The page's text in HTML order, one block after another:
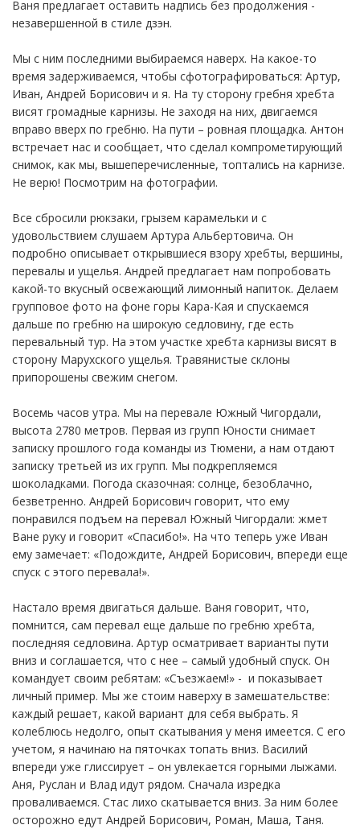
Ваня предлагает оставить надпись без продолжения -
незавершенной в стиле дзэн.
Мы с ним последними выбираемся наверх. На какое-то
время задерживаемся, чтобы сфотографироваться: Артур,
Иван, Андрей Борисович и я. На ту сторону гребня хребта
висят громадные карнизы. Не заходя на них, двигаемся
вправо вверх по гребню. На пути – ровная площадка. Антон
встречает нас и сообщает, что сделал компрометирующий
снимок, как мы, вышеперечисленные, топтались на карнизе.
Не верю! Посмотрим на фотографии.
Все сбросили рюкзаки, грызем карамельки и с
удовольствием слушаем Артура Альбертовича. Он
подробно описывает открывшиеся взору хребты, вершины,
перевалы и ущелья. Андрей предлагает нам попробовать
какой-то вкусный освежающий лимонный напиток. Делаем
групповое фото на фоне горы Кара-Кая и спускаемся
дальше по гребню на широкую седловину, где есть
перевальный тур. На этом участке хребта карнизы висят в
сторону Марухского ущелья. Травянистые склоны
припорошены свежим снегом.
Восемь часов утра. Мы на перевале Южный Чигордали,
высота 2780 метров. Первая из групп Юности снимает
записку прошлого года команды из Тюмени, а нам отдают
записку третьей из их групп. Мы подкрепляемся
шоколадками. Погода сказочная: солнце, безоблачно,
безветренно. Андрей Борисович говорит, что ему
понравился подъем на перевал Южный Чигордали: жмет
Ване руку и говорит «Спасибо!». На что теперь уже Иван
ему замечает: «Подождите, Андрей Борисович, впереди еще
спуск с этого перевала!».
Настало время двигаться дальше. Ваня говорит, что,
помнится, сам перевал еще дальше по гребню хребта,
последняя седловина. Артур осматривает варианты пути
вниз и соглашается, что с нее – самый удобный спуск. Он
командует своим ребятам: «Съезжаем!» - и показывает
личный пример. Мы же стоим наверху в замешательстве:
каждый решает, какой вариант для себя выбрать. Я
колеблюсь недолго, опыт скатывания у меня имеется. С его
учетом, я начинаю на пяточках топать вниз. Василий
впереди уже глиссирует – он увлекается горными лыжами.
Аня, Руслан и Влад идут рядом. Сначала изредка
проваливаемся. Стас лихо скатывается вниз. За ним более
осторожно едут Андрей Борисович, Роман, Маша, Таня.